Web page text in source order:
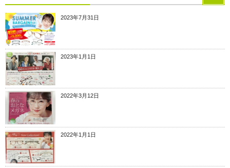
2023年7月31日
2023年1月1日
2022年3月12日
2022年1月1日